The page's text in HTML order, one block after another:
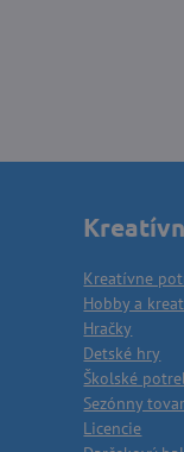
Kreatívne
Hobby a
Hračky
Detské hry
Školské
Sezónny tovar
Licencie